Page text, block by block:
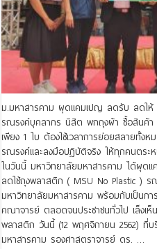
ม.มหาสารคาม ผุดแคมเปญ ลดรับ ลดให้
รณรงค์บุคลากร นิสิต พกถุงผ้า ซื้อสินค้า
เพียง 1 ใบ ต้องใช้เวลาการย่อยสลายทั้งห
รณรงค์และลงมือปฏิบัติจริง ให้ทุกคนตระ
ในวันนี้ มหาวิทยาลัยมหาสารคาม ได้ผุด
ลดใช้ถุงพลาสติก ( MSU No Plastic )
มหาวิทยาลัยมหาสารคาม พร้อมกับเป็นก
คณาจารย์ ตลอดจนประชาชนทั่วไป เล็งเ
พลาสติก วันนี้ (12 พฤศจิกายน 2562) ที่
มหาสารคาม รองศาสตราจารย์ ดร. …